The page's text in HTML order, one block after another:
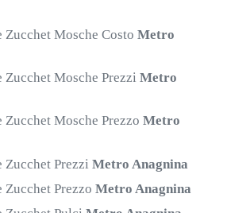
Zucchet Mosche CostoMetro
Zucchet Mosche PrezziMetro
Zucchet Mosche PrezzoMetro
Zucchet PrezziMetro Anagnina
Zucchet PrezzoMetro Anagnina